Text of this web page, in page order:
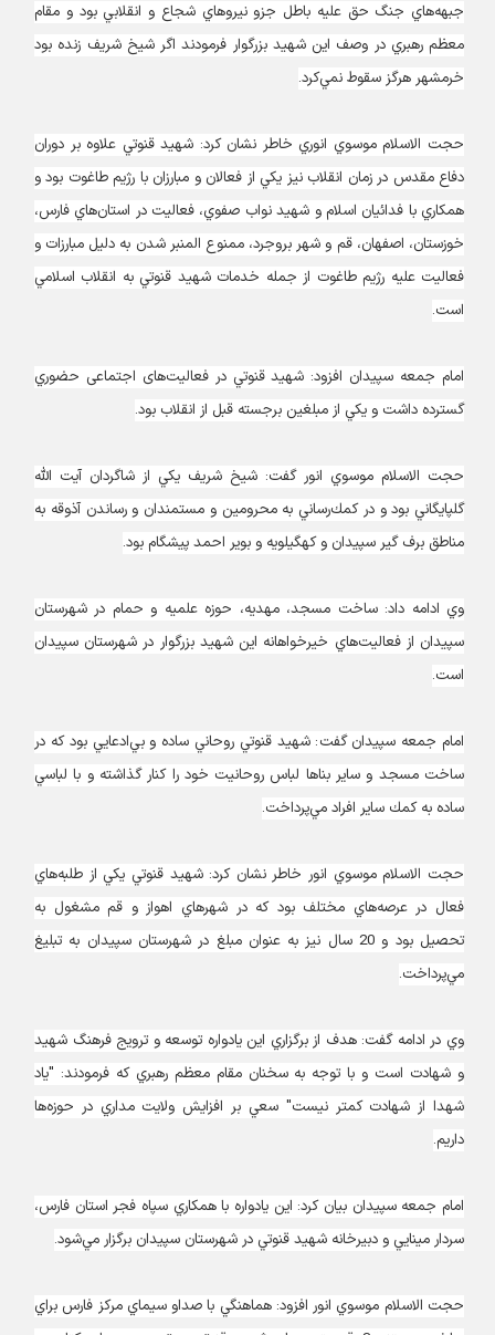
جبهه‌هاي جنگ حق عليه باطل جزو نيروهاي شجاع و انقلابي بود و مقام
معظم رهبري در وصف اين شهيد بزرگوار فرمودند اگر شيخ شريف زنده بود
خرمشهر هرگز سقوط نمي‌كرد.
حجت الاسلام موسوي انوري خاطر نشان كرد: شهيد قنوتي علاوه بر دوران
دفاع مقدس در زمان انقلاب نيز يكي از فعالان و مبارزان با رژيم طاغوت بود و
همكاري با فدائيان اسلام و شهيد نواب صفوي، فعاليت در استان‌هاي فارس،
خوزستان، اصفهان، قم و شهر بروجرد، ممنوع المنبر شدن به دليل مبارزات و
فعاليت عليه رژيم طاغوت از جمله خدمات‌ شهيد قنوتي به انقلاب اسلامي
است.
امام جمعه سپيدان افزود: شهيد قنوتي در فعالیت‌های اجتماعی حضوري
گسترده داشت و يكي از مبلغين برجسته قبل از انقلاب بود.
حجت الاسلام موسوي انور گفت: شيخ شريف يكي از شاگردان آيت الله
گلپايگاني بود و در كمك‌رساني به محرومين و مستمندان و رساندن آذوقه به
مناطق برف گير سپيدان و كهگيلويه و بوير احمد پيشگام بود.
وي ادامه داد: ساخت مسجد، مهديه، حوزه علميه و حمام در شهرستان
سپيدان از فعاليت‌هاي خيرخواهانه اين شهيد بزرگوار در شهرستان سپيدان
است.
امام جمعه سپيدان گفت: شهيد قنوتي روحاني ساده و بي‌ادعايي بود كه در
ساخت مسجد و ساير بناها لباس روحانيت خود را كنار گذاشته و با لباسي
ساده به كمك ساير افراد مي‌پرداخت.
حجت الاسلام موسوي انور خاطر نشان كرد: شهيد قنوتي يكي از طلبه‌هاي
فعال در عرصه‌هاي مختلف بود كه در شهرهاي اهواز و قم مشغول به
تحصيل بود و 20 سال نيز به عنوان مبلغ در شهرستان سپيدان به تبليغ
مي‌پرداخت.
وي در ادامه گفت: هدف از برگزاري اين يادواره توسعه و ترويج فرهنگ شهيد
و شهادت است و با توجه به سخنان مقام معظم رهبري كه فرمودند: "ياد
شهدا از شهادت كمتر نيست" سعي بر افزايش ولايت مداري در حوزه‌ها
داريم.
امام جمعه سپیدان بیان کرد: اين يادواره با همكاري سپاه فجر استان فارس،
سردار مينايي و دبيرخانه شهيد قنوتي در شهرستان سپيدان برگزار مي‌شود.
حجت الاسلام موسوي انور افزود: هماهنگي با صداو سيماي مركز فارس براي